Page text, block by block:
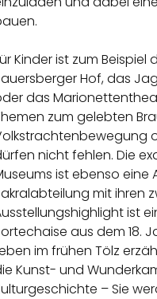
Kinder ist zum
Hof, das
das
zum gelebten
nicht fehlen. Die
ist ebenso eine
mit ihren
ist
aus dem 18.
im frühen Tölz
Kunst- und
– Sie